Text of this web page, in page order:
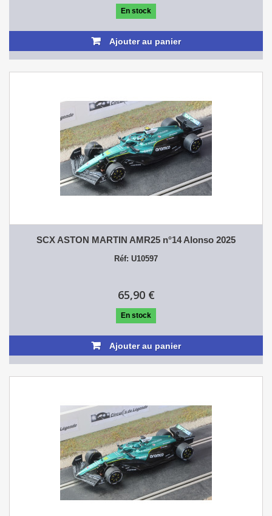
En stock
Ajouter au panier
SCX ASTON MARTIN AMR25 n°14 Alonso 2025
Réf: U10597
65,90 €
En stock
Ajouter au panier